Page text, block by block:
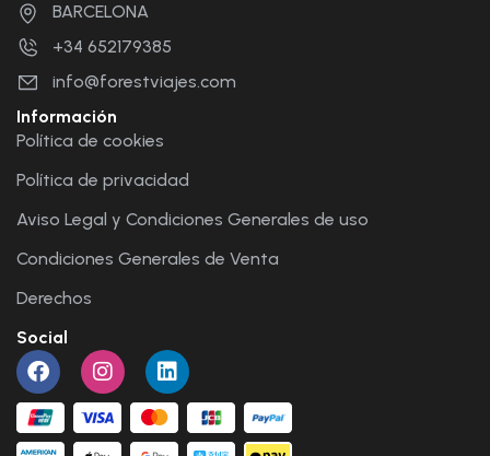
BARCELONA
+34 652179385
info@forestviajes.com
Información
Política de cookies
Política de privacidad
Aviso Legal y Condiciones Generales de uso
Condiciones Generales de Venta
Derechos
Social